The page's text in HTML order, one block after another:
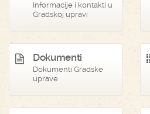
Informacije i kontakti u
Gradskoj upravi
Dokumenti
Dokumenti Gradske
uprave